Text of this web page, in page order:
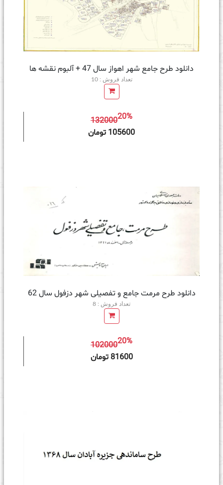
دانلود طرح جامع شهر اهواز سال 47 + آلبوم نقشه ها
تعداد فروش : 10
13200020%
105600 تومان
دانلود طرح مرمت جامع و تفصیلی شهر دزفول سال 62
تعداد فروش : 8
10200020%
81600 تومان